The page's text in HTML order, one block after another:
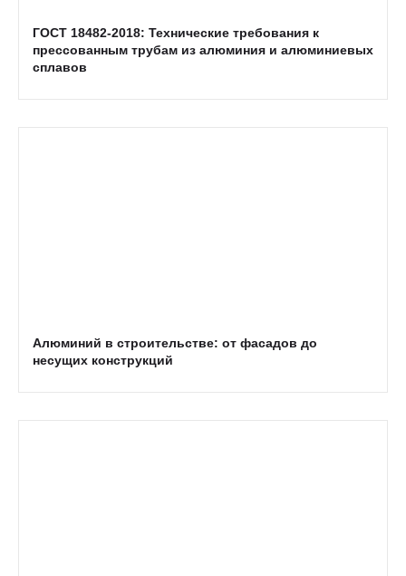
ГОСТ 18482-2018: Технические требования к
прессованным трубам из алюминия и алюминиевых
сплавов
Алюминий в строительстве: от фасадов до
несущих конструкций